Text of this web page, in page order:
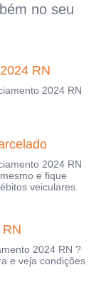
no seu
RN
2024 RN
2024 RN
e fique
veiculares.
2024 RN ?
e veja condições